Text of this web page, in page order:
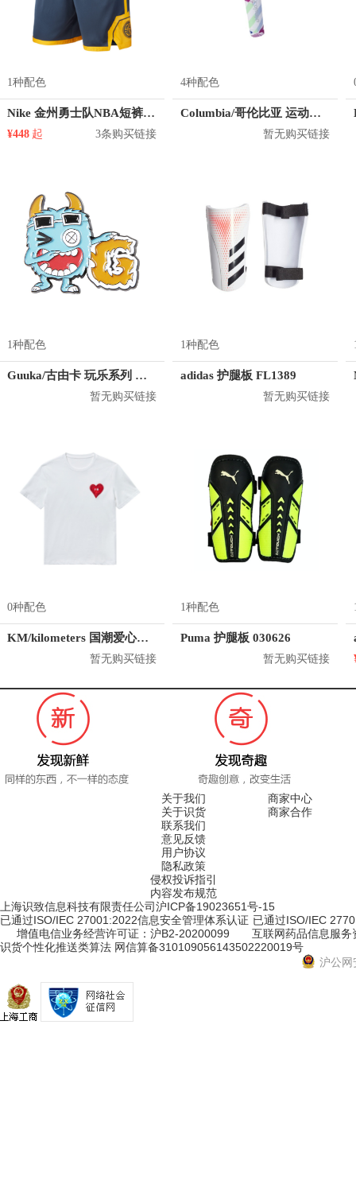
1种配色
Nike 金州勇士队NBA短裤 912102
¥448 起 3条购买链接
4种配色
Columbia/哥伦比亚 运动护臂 CU0258
暂无购买链接
1种配色
Guuka/古由卡 玩乐系列 小怪兽系列 R2317
暂无购买链接
1种配色
adidas 护腿板 FL1389
暂无购买链接
0种配色
KM/kilometers 国潮爱心短袖T恤 M2X2108466
暂无购买链接
1种配色
Puma 护腿板 030626
暂无购买链接
关于我们
关于识货
联系我们
意见反馈
用户协议
隐私政策
侵权投诉指引
内容发布规范
商家中心
商家合作
上海识致信息科技有限责任公司沪ICP备19023651号-15
已通过ISO/IEC 27001:2022信息安全管理体系认证 已通过ISO/IEC
增值电信业务经营许可证：沪B2-20200099
互联网药品信息服
识货个性化推送类算法 网信算备310109056143502220019号
沪公网